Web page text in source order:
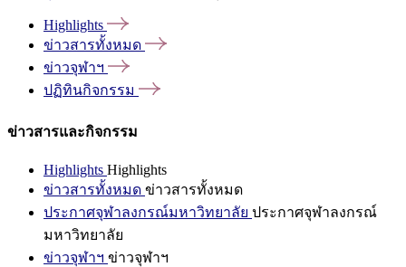
Highlights
ข่าวสารทั้งหมด
ข่าวจุฬาฯ
ปฏิทินกิจกรรม
ข่าวสารและกิจกรรม
Highlights Highlights
ข่าวสารทั้งหมด ข่าวสารทั้งหมด
ประกาศจุฬาลงกรณ์มหาวิทยาลัย ประกาศจุฬาลงกรณ์
มหาวิทยาลัย
ข่าวจุฬาฯ ข่าวจุฬาฯ